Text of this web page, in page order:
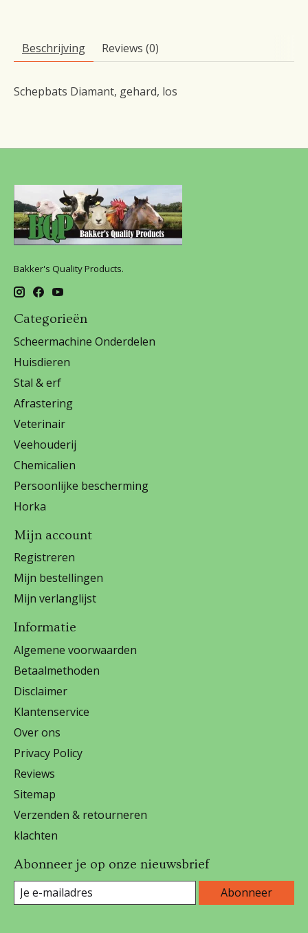
Beschrijving Reviews (0)
Schepbats Diamant, gehard, los
Bakker's Quality Products.
Categorieën
Scheermachine Onderdelen
Huisdieren
Stal & erf
Afrastering
Veterinair
Veehouderij
Chemicalien
Persoonlijke bescherming
Horka
Mijn account
Registreren
Mijn bestellingen
Mijn verlanglijst
Informatie
Algemene voorwaarden
Betaalmethoden
Disclaimer
Klantenservice
Over ons
Privacy Policy
Reviews
Sitemap
Verzenden & retourneren
klachten
Abonneer je op onze nieuwsbrief
Abonneer